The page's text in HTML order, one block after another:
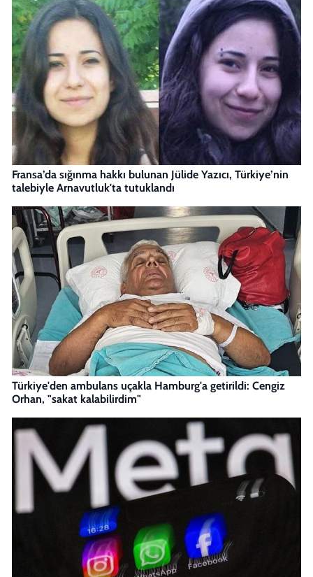
Fransa’da sığınma hakkı bulunan Jülide Yazıcı, Türkiye’nin
talebiyle Arnavutluk'ta tutuklandı
Türkiye'den ambulans uçakla Hamburg'a getirildi: Cengiz
Orhan, "sakat kalabilirdim"